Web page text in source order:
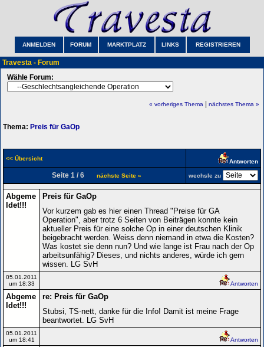
ANMELDEN FORUM MARKTPLATZ LINKS REGISTRIEREN
Travesta - Forum
Wähle Forum:
« vorheriges Thema nächstes Thema »
Thema: Preis für GaOp
<< Übersicht Antworten
Seite 1 / 6 nächste Seite » wechsle zu
Abgeme
ldet!!!
Preis für GaOp
Vor kurzem gab es hier einen Thread "Preise für GA
Operation", aber trotz 6 Seiten von Beiträgen konnte kein
aktueller Preis für eine solche Op in einer deutschen Klinik
beigebracht werden. Weiss denn niemand in etwa die Kosten?
Was kostet sie denn nun? Und wie lange ist Frau nach der Op
arbeitsunfähig? Dieses, und nichts anderes, würde ich gern
wissen. LG SvH
05.01.2011
um 18:33
Antworten
Abgeme
ldet!!!
re: Preis für GaOp
Stubsi, TS-nett, danke für die Info! Damit ist meine Frage
beantwortet. LG SvH
05.01.2011
um 18:41
Antworten